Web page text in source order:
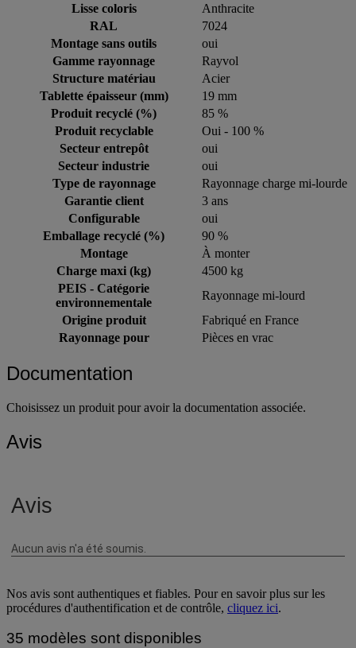
Lisse coloris
Anthracite
RAL
7024
Montage sans outils
oui
Gamme rayonnage
Rayvol
Structure matériau
Acier
Tablette épaisseur (mm)
19 mm
Produit recyclé (%)
85 %
Produit recyclable
Oui - 100 %
Secteur entrepôt
oui
Secteur industrie
oui
Type de rayonnage
Rayonnage charge mi-lourde
Garantie client
3 ans
Configurable
oui
Emballage recyclé (%)
90 %
Montage
À monter
Charge maxi (kg)
4500 kg
PEIS - Catégorie
environnementale
Rayonnage mi-lourd
Origine produit
Fabriqué en France
Rayonnage pour
Pièces en vrac
Documentation
Choisissez un produit pour avoir la documentation associée.
Avis
Nos avis sont authentiques et fiables. Pour en savoir plus sur les
procédures d'authentification et de contrôle, cliquez ici.
35 modèles sont disponibles